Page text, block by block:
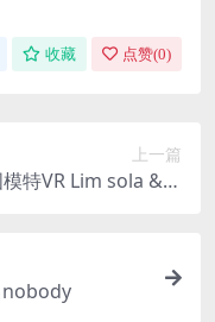
收藏 点赞(0)
上一篇
模特VR Lim sola & N
nobody